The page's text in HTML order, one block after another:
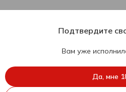
Укр
Подтвердите
Вам уже
Да, мне